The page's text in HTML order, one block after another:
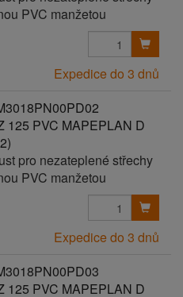
PVC manžetou
Expedice do 3 dnů
125 PVC MAPEPLAN D
pro nezateplené střechy
PVC manžetou
Expedice do 3 dnů
125 PVC MAPEPLAN D